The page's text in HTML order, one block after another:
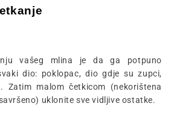
vašeg mlina je da ga potpuno
dio: poklopac, dio gdje su zupci,
Zatim malom četkicom (nekorištena
uklonite sve vidljive ostatke.